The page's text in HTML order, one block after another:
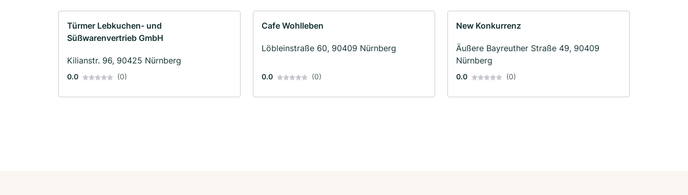
Türmer Lebkuchen- und
Süßwarenvertrieb GmbH
Kilianstr. 96, 90425 Nürnberg
0.0 (0)
Cafe Wohlleben
Löbleinstraße 60, 90409 Nürnberg
0.0 (0)
New Konkurrenz
Äußere Bayreuther Straße 49, 90409
Nürnberg
0.0 (0)